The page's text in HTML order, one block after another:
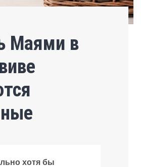
Маями в
хотя бы